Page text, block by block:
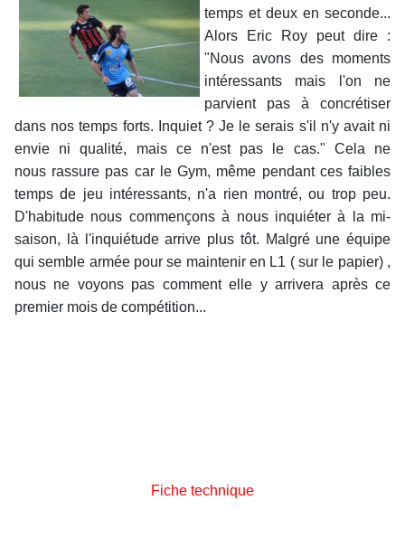
temps et deux en seconde...
Alors Eric Roy peut dire :
"Nous avons des moments
intéressants mais l'on ne
parvient pas à concrétiser
dans nos temps forts. Inquiet ? Je le serais s'il n'y avait ni
envie ni qualité, mais ce n'est pas le cas." Cela ne
nous rassure pas car le Gym, même pendant ces faibles
temps de jeu intéressants, n'a rien montré, ou trop peu.
D'habitude nous commençons à nous inquiéter à la mi-
saison, là l'inquiétude arrive plus tôt. Malgré une équipe
qui semble armée pour se maintenir en L1 ( sur le papier) ,
nous ne voyons pas comment elle y arrivera après ce
premier mois de compétition...
Fiche technique